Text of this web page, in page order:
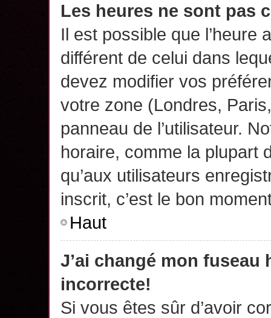
Les heures ne sont pas
Il est possible que l’heure
différent de celui dans
devez modifier vos
votre zone (Londres,
panneau de l’utilisateur.
horaire, comme la plupart
qu’aux utilisateurs
inscrit, c’est le bon
Haut
J’ai changé mon fuseau
incorrecte!
Si vous êtes sûr d’avoir